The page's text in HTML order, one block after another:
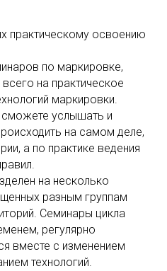
практическому освоению
по маркировке,
на практическое
маркировки.
услышать и
на самом деле,
а по практике ведения
на несколько
разным группам
Семинары цикла
регулярно
вместе с изменением
технологий.